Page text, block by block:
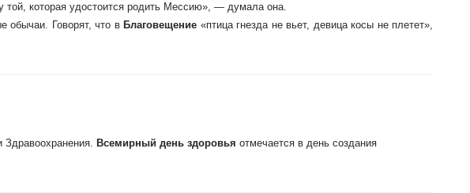
той, которая удостоится родить Мессию», — думала она.
обычаи. Говорят, что в Благовещение «птица гнезда не вьет, девица косы не плетет»,
Здpавоохpанения. Всемирный день здоровья отмечается в день создания